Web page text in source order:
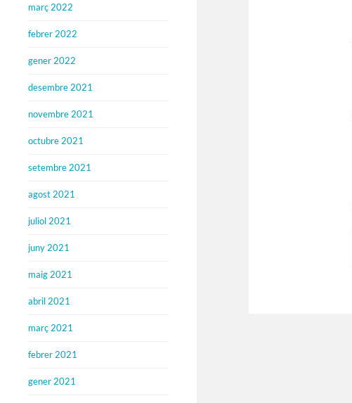
març 2022
febrer 2022
gener 2022
desembre 2021
novembre 2021
octubre 2021
setembre 2021
agost 2021
juliol 2021
juny 2021
maig 2021
abril 2021
març 2021
febrer 2021
gener 2021